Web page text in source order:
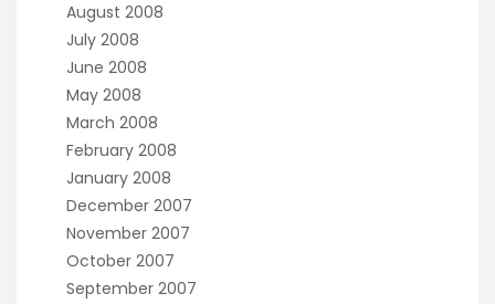
August 2008
July 2008
June 2008
May 2008
March 2008
February 2008
January 2008
December 2007
November 2007
October 2007
September 2007